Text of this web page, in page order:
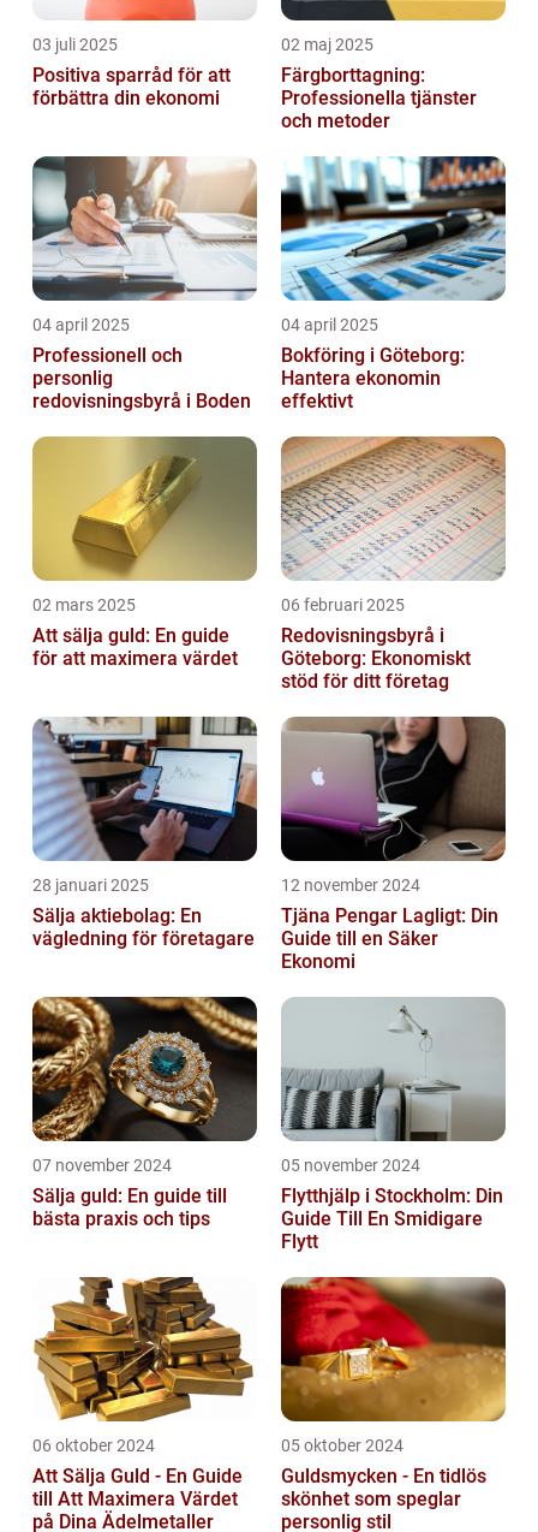
03 juli 2025
Positiva sparråd för att
förbättra din ekonomi
02 maj 2025
Färgborttagning:
Professionella tjänster
och metoder
04 april 2025
Professionell och
personlig
redovisningsbyrå i Boden
04 april 2025
Bokföring i Göteborg:
Hantera ekonomin
effektivt
02 mars 2025
Att sälja guld: En guide
för att maximera värdet
06 februari 2025
Redovisningsbyrå i
Göteborg: Ekonomiskt
stöd för ditt företag
28 januari 2025
Sälja aktiebolag: En
vägledning för företagare
12 november 2024
Tjäna Pengar Lagligt: Din
Guide till en Säker
Ekonomi
07 november 2024
Sälja guld: En guide till
bästa praxis och tips
05 november 2024
Flytthjälp i Stockholm: Din
Guide Till En Smidigare
Flytt
06 oktober 2024
Att Sälja Guld - En Guide
till Att Maximera Värdet
på Dina Ädelmetaller
05 oktober 2024
Guldsmycken - En tidlös
skönhet som speglar
personlig stil